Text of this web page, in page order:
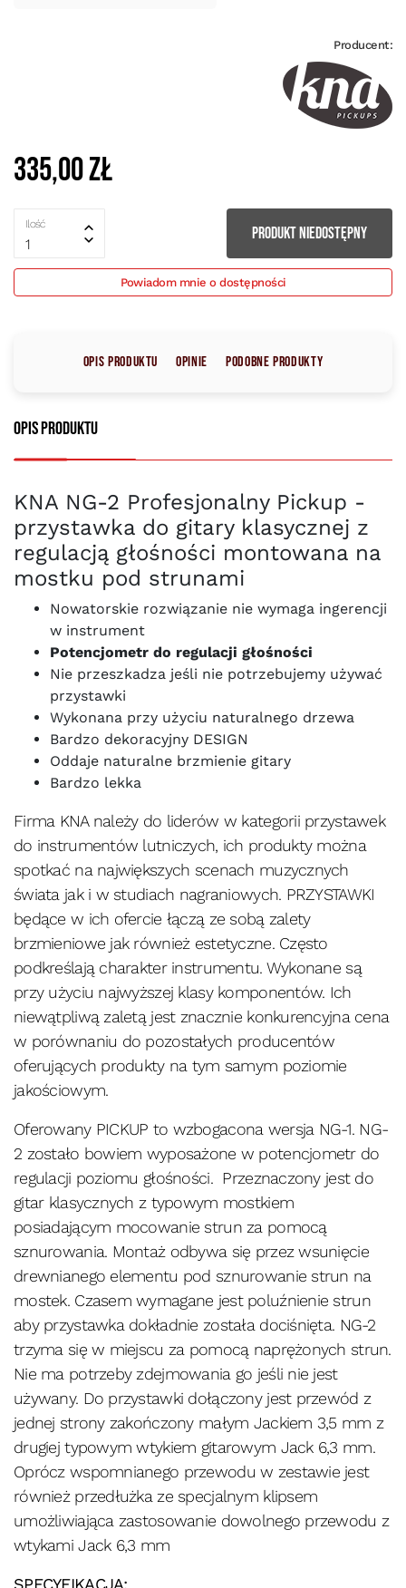
Producent:
335,00 zł
Ilość
1
PRODUKT NIEDOSTĘPNY
Powiadom mnie o dostępności
Opis produktu Opinie Podobne produkty
Opis produktu
KNA NG-2 Profesjonalny Pickup -
przystawka do gitary klasycznej z
regulacją głośności montowana na
mostku pod strunami
Nowatorskie rozwiązanie nie wymaga ingerencji
w instrument
Potencjometr do regulacji głośności
Nie przeszkadza jeśli nie potrzebujemy używać
przystawki
Wykonana przy użyciu naturalnego drzewa
Bardzo dekoracyjny DESIGN
Oddaje naturalne brzmienie gitary
Bardzo lekka
Firma KNA należy do liderów w kategorii przystawek
do instrumentów lutniczych, ich produkty można
spotkać na największych scenach muzycznych
świata jak i w studiach nagraniowych. PRZYSTAWKI
będące w ich ofercie łączą ze sobą zalety
brzmieniowe jak również estetyczne. Często
podkreślają charakter instrumentu. Wykonane są
przy użyciu najwyższej klasy komponentów. Ich
niewątpliwą zaletą jest znacznie konkurencyjna cena
w porównaniu do pozostałych producentów
oferujących produkty na tym samym poziomie
jakościowym.
Oferowany PICKUP to wzbogacona wersja NG-1. NG-
2 zostało bowiem wyposażone w potencjometr do
regulacji poziomu głośności. Przeznaczony jest do
gitar klasycznych z typowym mostkiem
posiadającym mocowanie strun za pomocą
sznurowania. Montaż odbywa się przez wsunięcie
drewnianego elementu pod sznurowanie strun na
mostek. Czasem wymagane jest poluźnienie strun
aby przystawka dokładnie została dociśnięta. NG-2
trzyma się w miejscu za pomocą naprężonych strun.
Nie ma potrzeby zdejmowania go jeśli nie jest
używany. Do przystawki dołączony jest przewód z
jednej strony zakończony małym Jackiem 3,5 mm z
drugiej typowym wtykiem gitarowym Jack 6,3 mm.
Oprócz wspomnianego przewodu w zestawie jest
również przedłużka ze specjalnym klipsem
umożliwiająca zastosowanie dowolnego przewodu z
wtykami Jack 6,3 mm
SPECYFIKACJA: